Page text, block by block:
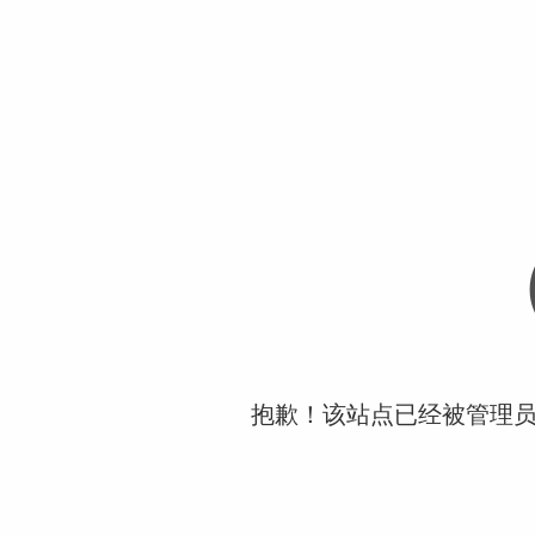
抱歉！该站点已经被管理